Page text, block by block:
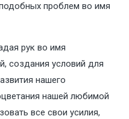
проблем во имя
рук во имя
создания условий для
нашего
нашей любимой
все свои усилия,